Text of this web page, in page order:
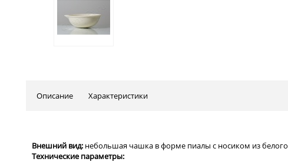
Описание Характеристики
Внешний вид: небольшая чашка в форме пиалы с носиком избелого
Технические параметры: